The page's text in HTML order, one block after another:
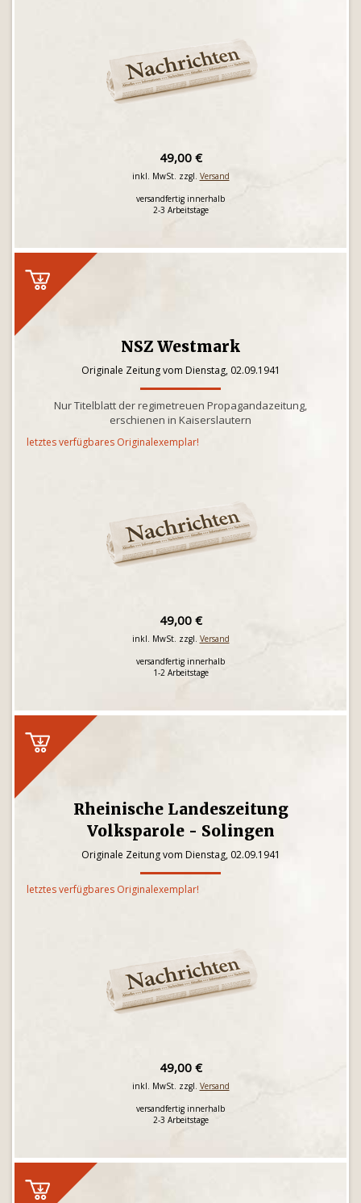
49,00 €
inkl. MwSt. zzgl. Versand
versandfertig innerhalb
2-3 Arbeitstage
NSZ Westmark
Originale Zeitung vom Dienstag, 02.09.1941
Nur Titelblatt der regimetreuen Propagandazeitung,
erschienen in Kaiserslautern
letztes verfügbares Originalexemplar!
49,00 €
inkl. MwSt. zzgl. Versand
versandfertig innerhalb
1-2 Arbeitstage
Rheinische Landeszeitung
Volksparole - Solingen
Originale Zeitung vom Dienstag, 02.09.1941
letztes verfügbares Originalexemplar!
49,00 €
inkl. MwSt. zzgl. Versand
versandfertig innerhalb
2-3 Arbeitstage